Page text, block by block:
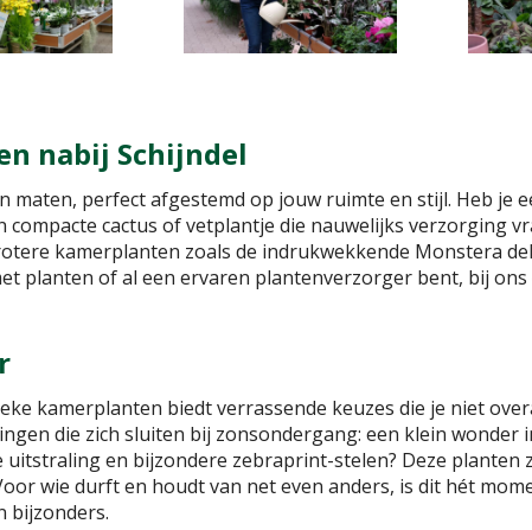
nabij Schijndel
maten, perfect afgestemd op jouw ruimte en stijl. Heb je
cactus of vetplantje die nauwelijks verzorging
kamerplanten zoals de indrukwekkende Monstera
planten of al een ervaren plantenverzorger bent, bij
kamerplanten biedt verrassende keuzes die je niet
die zich sluiten bij zonsondergang: een klein wonder
uitstraling en bijzondere zebraprint-stelen? Deze planten
wie durft en houdt van net even anders, is dit hét
bijzonders.